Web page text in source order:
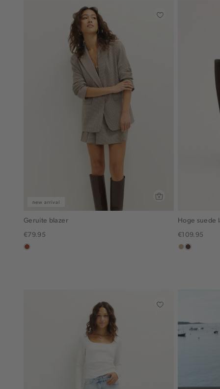
new arrival
Geruite blazer
€79.95
bruin
Hoge suede
€109.95
zanddonkerbruin